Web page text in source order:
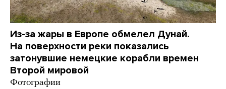
Из-за жары в Европе обмелел Дунай.
На поверхности реки показались
затонувшие немецкие корабли времен
Второй мировой
Фотографии